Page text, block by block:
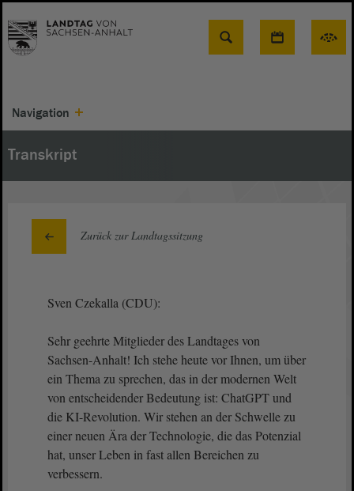
Suche
Navigation
Transkript
Zurück zur Landtagssitzung
Sven Czekalla (CDU):
Sehr geehrte Mitglieder des Landtages von
Sachsen-Anhalt! Ich stehe heute vor Ihnen, um über
ein Thema zu sprechen, das in der modernen Welt
von entscheidender Bedeutung ist: ChatGPT und
die KI-Revolution. Wir stehen an der Schwelle zu
einer neuen Ära der Technologie, die das Potenzial
hat, unser Leben in fast allen Bereichen zu
verbessern.